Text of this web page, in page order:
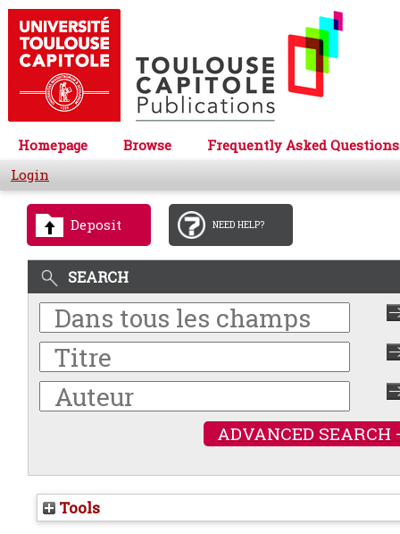
Homepage Browse
Frequently Asked Questions
Login
Deposit NEED HELP?
SEARCH
ADVANCED SEARCH
Tools